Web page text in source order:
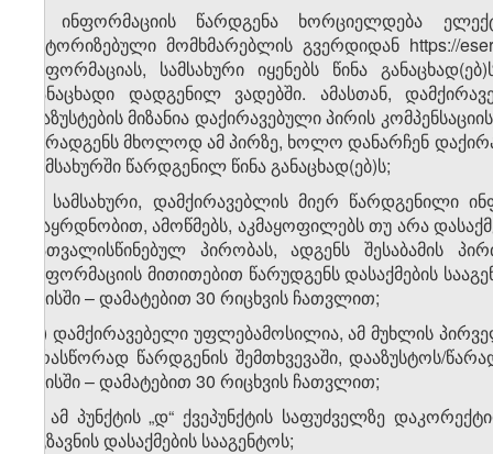
ბ) ინფორმაციის წარდგენა ხორციელდება
ავტორიზებული მომხმარებლის გვერდიდან https://
ინფორმაციას, სამსახური იყენებს წინა
განაცხადი დადგენილ ვადებში. ამასთან,
დაზუსტების მიზანია დაქირავებული პირის
წარადგენს მხოლოდ ამ პირზე, ხოლო დანარჩენ
სამსახურში წარდგენილ წინა განაცხად(ებ)ს;
გ) სამსახური, დამქირავებლის მიერ წარდგენილი
დაყრდნობით, ამოწმებს, აკმაყოფილებს თუ არა
გათვალისწინებულ პირობას, ადგენს შესაბამის
ინფორმაციის მითითებით წარუდგენს დასაქმების
მაისში – დამატებით 30 რიცხვის ჩათვლით;
დ) დამქირავებელი უფლებამოსილია, ამ მუხლის
არასწორად წარდგენის შემთხვევაში, დააზუსტოს/
მაისში – დამატებით 30 რიცხვის ჩათვლით;
ე) ამ პუნქტის „დ“ ქვეპუნქტის საფუძველზე
უგზავნის დასაქმების სააგენტოს;